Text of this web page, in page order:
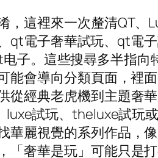
這裡來一次釐清QT、
電子奢華試玩、qt電
子。這些搜尋多半指向
會導向分類頁面，裡
經典老虎機到主題奢
試玩、theluxe試玩
麗視覺的系列作品，
奢華是玩」可能只是